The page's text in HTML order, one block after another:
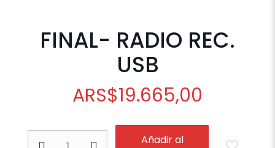
FINAL- RADIO REC.
USB
ARS$19.665,00
Añadir al